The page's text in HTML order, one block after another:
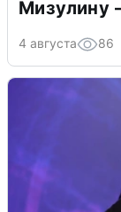
Мизулину
4 августа 86